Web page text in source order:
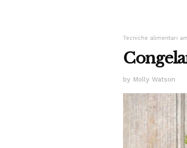
Tecniche alimentari
by Molly Watson